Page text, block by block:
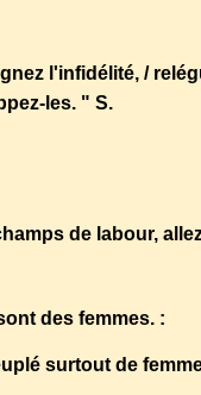
l'infidélité, /
les. " S.
de labour,
des femmes. :
surtout de